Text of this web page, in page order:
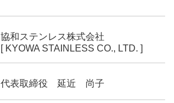
協和ステンレス株式会社
[ KYOWA STAINLESS CO., LTD. ]
代表取締役 延近 尚子